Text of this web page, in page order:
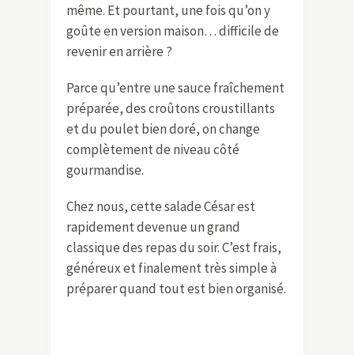
même. Et pourtant, une fois qu’on y
goûte en version maison… difficile de
revenir en arrière ?
Parce qu’entre une sauce fraîchement
préparée, des croûtons croustillants
et du poulet bien doré, on change
complètement de niveau côté
gourmandise.
Chez nous, cette salade César est
rapidement devenue un grand
classique des repas du soir. C’est frais,
généreux et finalement très simple à
préparer quand tout est bien organisé.